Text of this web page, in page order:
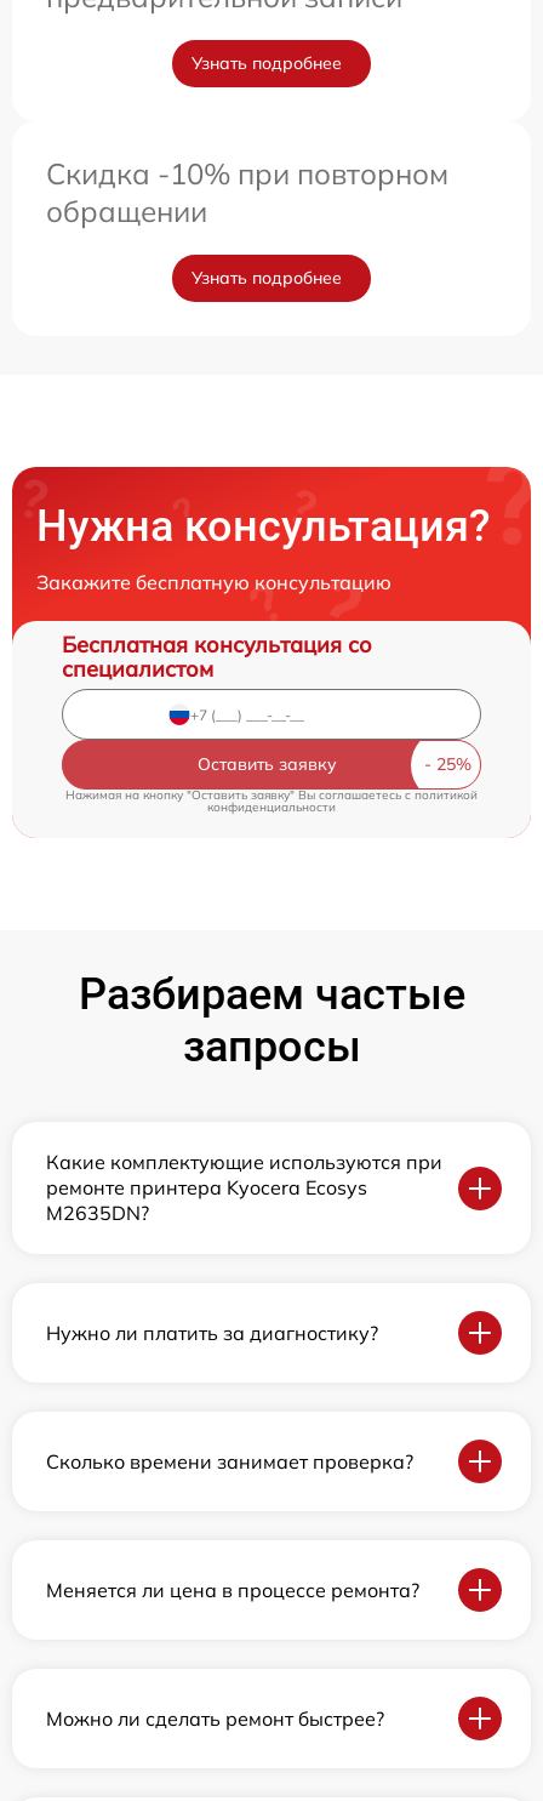
Узнать подробнее
Скидка -10% при повторном
обращении
Узнать подробнее
Нужна консультация?
Закажите бесплатную консультацию
Бесплатная консультация со
специалистом
Оставить заявку
Нажимая на кнопку "Оставить заявку" Вы соглашаетесь c политикой
конфиденциальности
Разбираем частые
запросы
Какие комплектующие используются при
ремонте принтера Kyocera Ecosys
M2635DN?
Нужно ли платить за диагностику?
Сколько времени занимает проверка?
Меняется ли цена в процессе ремонта?
Можно ли сделать ремонт быстрее?